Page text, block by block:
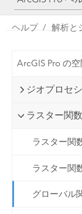
ヘルプ 解析と
ArcGIS Pro の
ジオプロセ
ラスター関数
ラスター関
ラスター関
グローバル